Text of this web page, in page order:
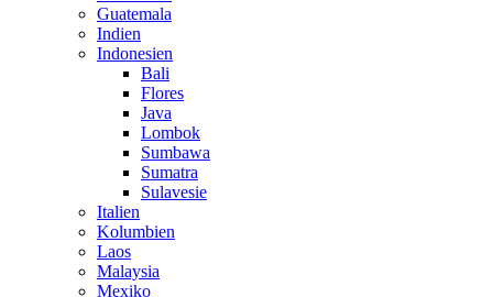
Guatemala
Indien
Indonesien
Bali
Flores
Java
Lombok
Sumbawa
Sumatra
Sulavesie
Italien
Kolumbien
Laos
Malaysia
Mexiko